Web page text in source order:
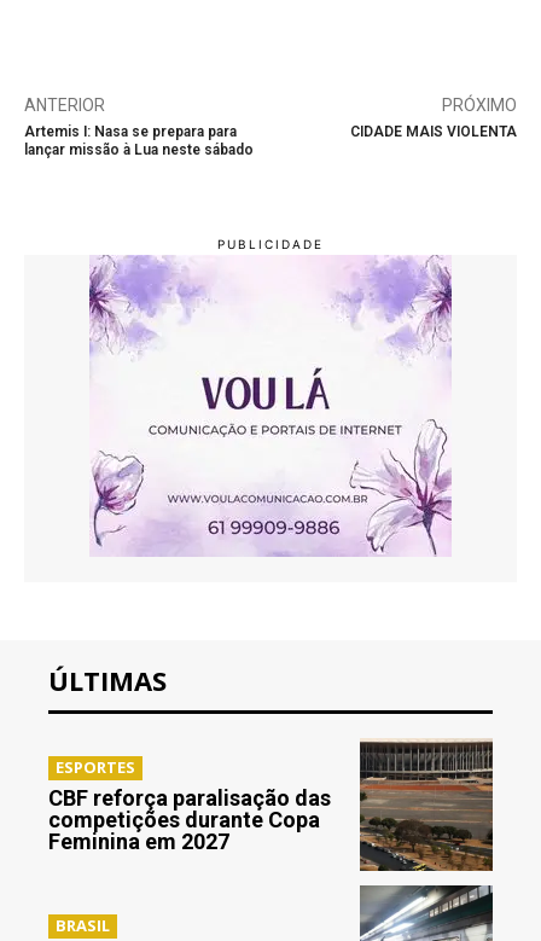
ANTERIOR
Artemis I: Nasa se prepara para
lançar missão à Lua neste sábado
PRÓXIMO
CIDADE MAIS VIOLENTA
ÚLTIMAS
ESPORTES
CBF reforça paralisação das
competições durante Copa
Feminina em 2027
BRASIL